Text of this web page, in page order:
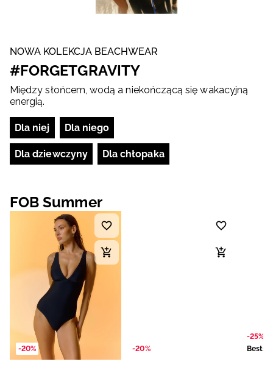
NOWA KOLEKCJA BEACHWEAR
#FORGETGRAVITY
Między słońcem, wodą a niekończącą się wakacyjną
energią.
Dla niej Dla niego
Dla dziewczyny Dla chłopaka
FOB Summer
-20% -20%
-25%